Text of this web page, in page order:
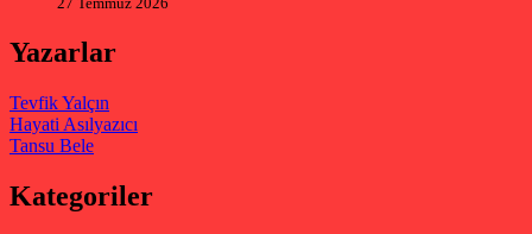
Yazarlar
Tevfik Yalçın
Hayati Asılyazıcı
Tansu Bele
Kategoriler